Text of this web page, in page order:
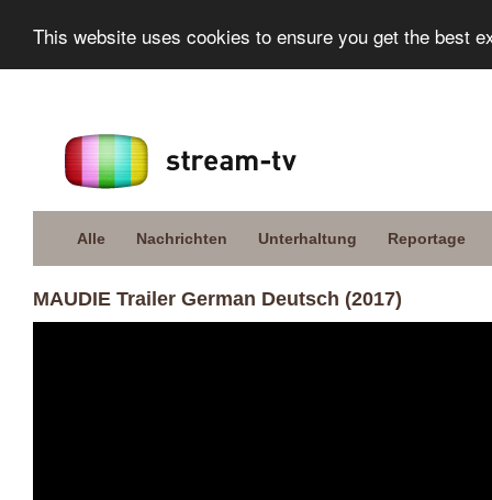
This website uses cookies to ensure you get the best
Alle Nachrichten Unterhaltung Reportage
MAUDIE Trailer German Deutsch (2017)